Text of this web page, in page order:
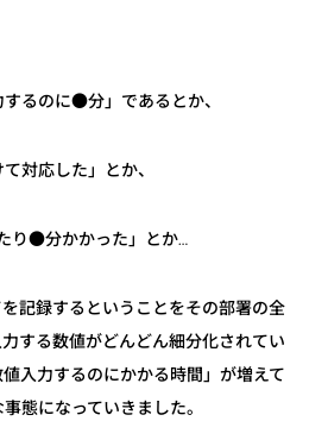
するのに●分」であるとか、
対応した」とか、
り●分かかった」とか…
記録するということをその部署の全
する数値がどんどん細分化されてい
入力するのにかかる時間」が増えて
態になっていきました。